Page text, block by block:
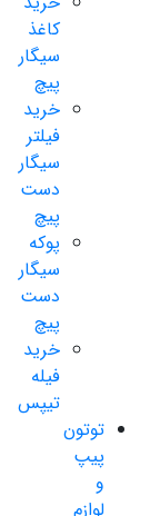
کاغذ
سیگار
پیچ
خرید
فیلتر
سیگار
دست
پیچ
پوکه
سیگار
دست
پیچ
خرید
فیله
تیپس
توتون
پیپ
و
لوازم